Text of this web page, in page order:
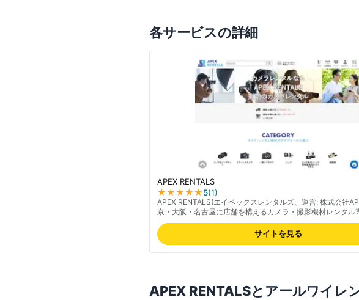
各サービスの詳細
APEX RENTALS
★★★★★5(1)
APEX RENTALS(エイペックスレンタルズ、運営: 株式会社
京・大阪・名古屋に店舗を構えるカメラ・撮影機材レンタル
400種類超のカメラ・レンズラインナップでビデオカメラや
の映像機材を取り扱う。レンタル前日到着で実質1日無料、バ
個・記録メディアが標準付属する利便性、丁寧な梱包が好評
店舗4.5以上の高評価で初心者からプロまで支持される。ネ
サイトを見る
APEX RENTALSと アールワイレ